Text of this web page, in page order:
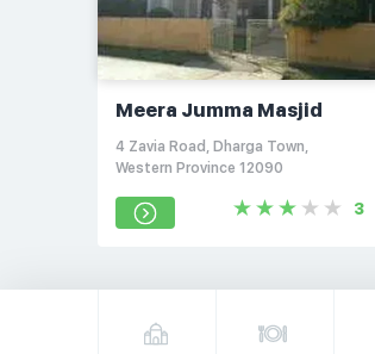
Meera Jumma Masjid
4 Zavia Road, Dharga Town,
Western Province 12090
3